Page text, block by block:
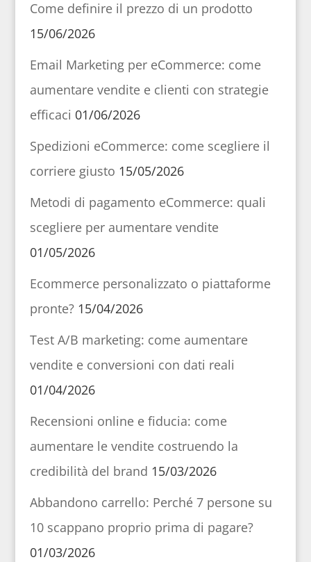
Come definire il prezzo di un prodotto
15/06/2026
Email Marketing per eCommerce: come
aumentare vendite e clienti con strategie
efficaci 01/06/2026
Spedizioni eCommerce: come scegliere il
corriere giusto 15/05/2026
Metodi di pagamento eCommerce: quali
scegliere per aumentare vendite
01/05/2026
Ecommerce personalizzato o piattaforme
pronte? 15/04/2026
Test A/B marketing: come aumentare
vendite e conversioni con dati reali
01/04/2026
Recensioni online e fiducia: come
aumentare le vendite costruendo la
credibilità del brand 15/03/2026
Abbandono carrello: Perché 7 persone su
10 scappano proprio prima di pagare?
01/03/2026